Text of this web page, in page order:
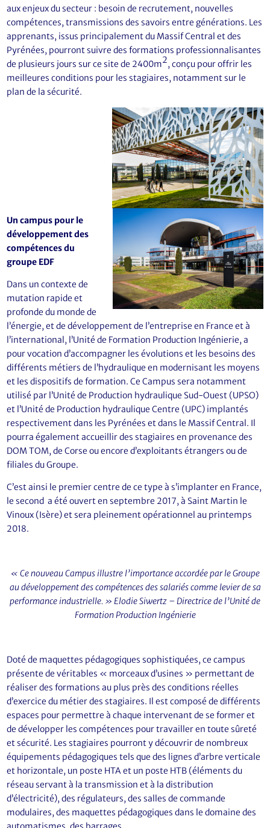
aux enjeux du secteur : besoin de recrutement, nouvelles
compétences, transmissions des savoirs entre générations. Les
apprenants, issus principalement du Massif Central et des
Pyrénées, pourront suivre des formations professionnalisantes
de plusieurs jours sur ce site de 2400m2, conçu pour offrir les
meilleures conditions pour les stagiaires, notamment sur le
plan de la sécurité.
Un campus pour le
développement des
compétences du
groupe EDF
Dans un contexte de
mutation rapide et
profonde du monde de
l’énergie, et de développement de l’entreprise en France et à
l’international, l’Unité de Formation Production Ingénierie, a
pour vocation d’accompagner les évolutions et les besoins des
différents métiers de l’hydraulique en modernisant les moyens
et les dispositifs de formation. Ce Campus sera notamment
utilisé par l’Unité de Production hydraulique Sud-Ouest (UPSO)
et l’Unité de Production hydraulique Centre (UPC) implantés
respectivement dans les Pyrénées et dans le Massif Central. Il
pourra également accueillir des stagiaires en provenance des
DOM TOM, de Corse ou encore d’exploitants étrangers ou de
filiales du Groupe.
C’est ainsi le premier centre de ce type à s’implanter en France,
le second a été ouvert en septembre 2017, à Saint Martin le
Vinoux (Isère) et sera pleinement opérationnel au printemps
2018.
« Ce nouveau Campus illustre l’importance accordée par le Groupe
au développement des compétences des salariés comme levier de sa
performance industrielle. » Elodie Siwertz – Directrice de l’Unité de
Formation Production Ingénierie
Doté de maquettes pédagogiques sophistiquées, ce campus
présente de véritables « morceaux d’usines » permettant de
réaliser des formations au plus près des conditions réelles
d’exercice du métier des stagiaires. Il est composé de différents
espaces pour permettre à chaque intervenant de se former et
de développer les compétences pour travailler en toute sûreté
et sécurité. Les stagiaires pourront y découvrir de nombreux
équipements pédagogiques tels que des lignes d’arbre verticale
et horizontale, un poste HTA et un poste HTB (éléments du
réseau servant à la transmission et à la distribution
d’électricité), des régulateurs, des salles de commande
modulaires, des maquettes pédagogiques dans le domaine des